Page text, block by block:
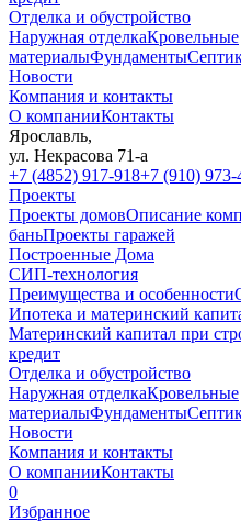
Отделка и обустройство
Наружная отделкаКровельные
материалыФундаменты
Новости
Компания и контакты
О компанииКонтакты
Ярославль,
ул. Некрасова 71-а
+7 (4852) 917-918+7 (910) 973-
Проекты
Проекты домовОписание
баньПроекты гаражей
Построенные Дома
СИП-технология
Преимущества и особенности
Ипотека и материнский
Материнский капитал при
кредит
Отделка и обустройство
Наружная отделкаКровельные
материалыФундаменты
Новости
Компания и контакты
О компанииКонтакты
0
Избранное